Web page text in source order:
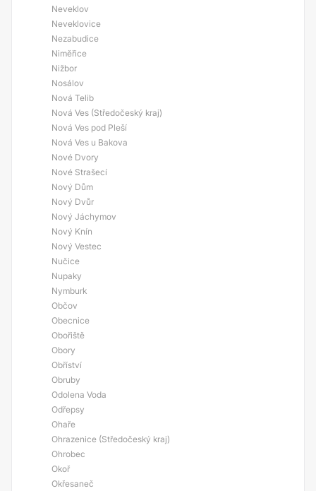
Neveklov
Neveklovice
Nezabudice
Niměřice
Nižbor
Nosálov
Nová Telib
Nová Ves (Středočeský kraj)
Nová Ves pod Pleší
Nová Ves u Bakova
Nové Dvory
Nové Strašecí
Nový Dům
Nový Dvůr
Nový Jáchymov
Nový Knín
Nový Vestec
Nučice
Nupaky
Nymburk
Občov
Obecnice
Obořiště
Obory
Obříství
Obruby
Odolena Voda
Odřepsy
Ohaře
Ohrazenice (Středočeský kraj)
Ohrobec
Okoř
Okřesaneč